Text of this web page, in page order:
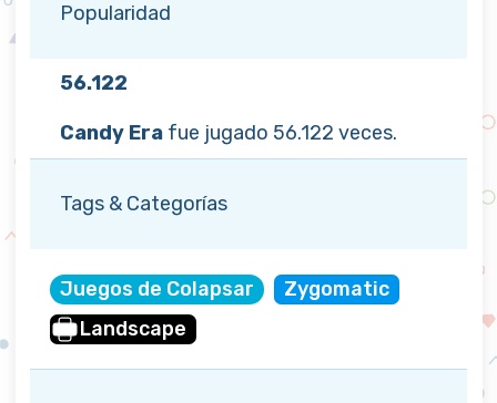
Popularidad
56.122
Candy Era fue jugado 56.122 veces.
Tags & Categorías
Juegos de Colapsar
Zygomatic
Landscape